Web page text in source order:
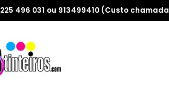
225 496 031 ou 913499410 (Custo